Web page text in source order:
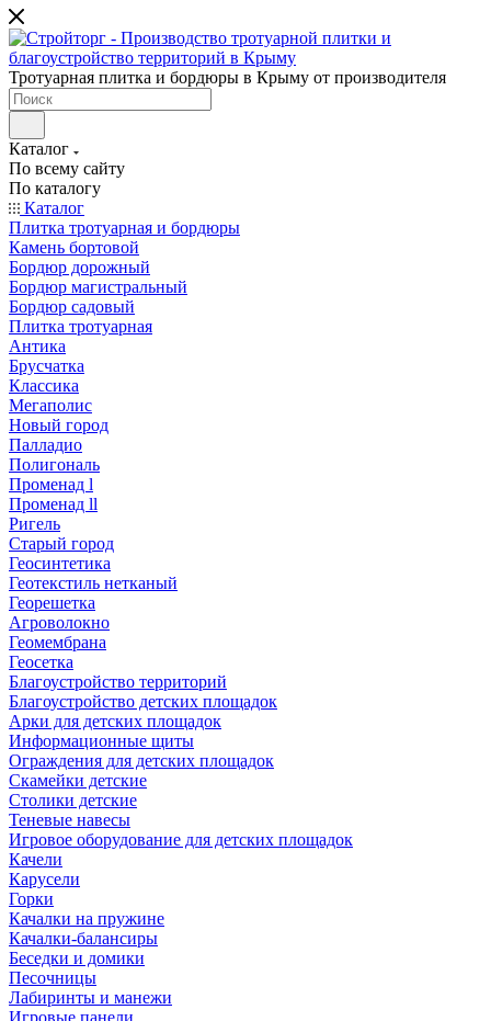
Тротуарная плитка и бордюры в Крыму от производителя
Каталог
По всему сайту
По каталогу
Каталог
Плитка тротуарная и бордюры
Камень бортовой
Бордюр дорожный
Бордюр магистральный
Бордюр садовый
Плитка тротуарная
Антика
Брусчатка
Классика
Мегаполис
Новый город
Палладио
Полигональ
Променад l
Променад ll
Ригель
Старый город
Геосинтетика
Геотекстиль нетканый
Георешетка
Агроволокно
Геомембрана
Геосетка
Благоустройство территорий
Благоустройство детских площадок
Арки для детских площадок
Информационные щиты
Ограждения для детских площадок
Скамейки детские
Столики детские
Теневые навесы
Игровое оборудование для детских площадок
Качели
Карусели
Горки
Качалки на пружине
Качалки-балансиры
Беседки и домики
Песочницы
Лабиринты и манежи
Игровые панели